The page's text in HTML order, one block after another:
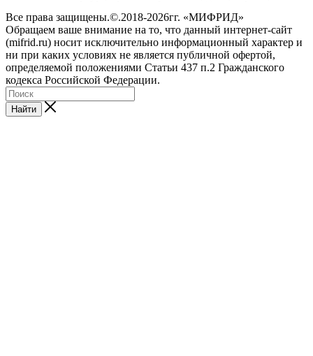
Все права защищены.©.2018-2026гг. «МИФРИД»
Обращаем ваше внимание на то, что данный интернет-сайт
(mifrid.ru) носит исключительно информационный характер и
ни при каких условиях не является публичной офертой,
определяемой положениями Статьи 437 п.2 Гражданского
кодекса Российской Федерации.
Найти